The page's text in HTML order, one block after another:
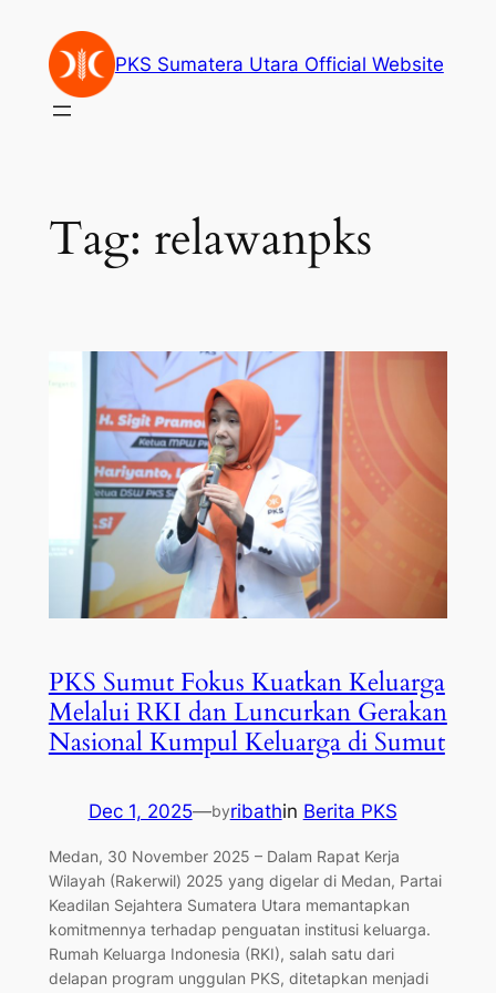
content
PKS Sumatera Utara Official Website
Tag: relawanpks
PKS Sumut Fokus Kuatkan Keluarga
Melalui RKI dan Luncurkan Gerakan
Nasional Kumpul Keluarga di Sumut
Dec 1, 2025—byribathin Berita PKS
Medan, 30 November 2025 – Dalam Rapat Kerja
Wilayah (Rakerwil) 2025 yang digelar di Medan, Partai
Keadilan Sejahtera Sumatera Utara memantapkan
komitmennya terhadap penguatan institusi keluarga.
Rumah Keluarga Indonesia (RKI), salah satu dari
delapan program unggulan PKS, ditetapkan menjadi